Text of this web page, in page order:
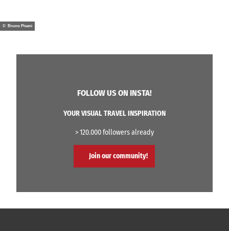
© Bruno Pisani
FOLLOW US ON INSTA!
YOUR VISUAL TRAVEL INSPIRATION
> 120.000 followers already
Join our community!